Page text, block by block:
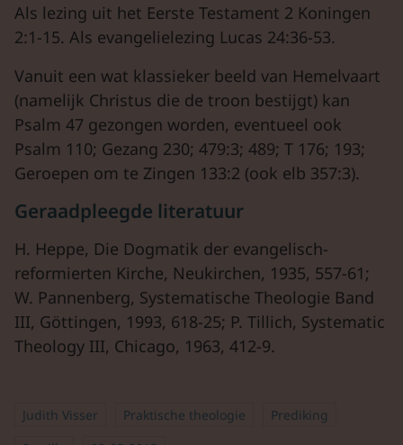
Als lezing uit het Eerste Testament 2 Koningen
2:1-15. Als evangelielezing Lucas 24:36-53.
Vanuit een wat klassieker beeld van Hemelvaart
(namelijk Christus die de troon bestijgt) kan
Psalm 47 gezongen worden, eventueel ook
Psalm 110; Gezang 230; 479:3; 489; T 176; 193;
Geroepen om te Zingen 133:2 (ook elb 357:3).
Geraadpleegde literatuur
H. Heppe, Die Dogmatik der evangelisch-
reformierten Kirche, Neukirchen, 1935, 557-61;
W. Pannenberg, Systematische Theologie Band
III, Göttingen, 1993, 618-25; P. Tillich, Systematic
Theology III, Chicago, 1963, 412-9.
Judith Visser Praktische theologie
Prediking